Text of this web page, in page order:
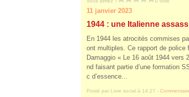
11 janvier 2023
1944 : une Italienne
En 1944 les atrocités commises
ont multiples. Ce rapport de police
Damaggio « Le 16 août 1944 vers
nd faisant partie d’une formation
c d’essence...
Posté par Livre social à 14:27 -